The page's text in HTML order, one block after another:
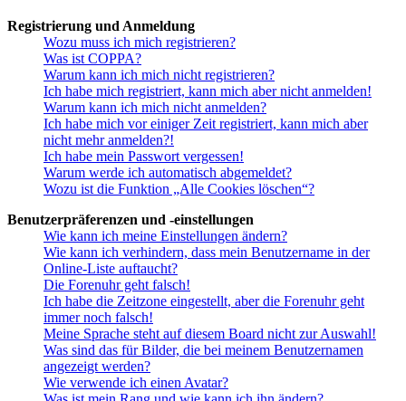
Registrierung und Anmeldung
Wozu muss ich mich registrieren?
Was ist COPPA?
Warum kann ich mich nicht registrieren?
Ich habe mich registriert, kann mich aber nicht anmelden!
Warum kann ich mich nicht anmelden?
Ich habe mich vor einiger Zeit registriert, kann mich aber
nicht mehr anmelden?!
Ich habe mein Passwort vergessen!
Warum werde ich automatisch abgemeldet?
Wozu ist die Funktion „Alle Cookies löschen“?
Benutzerpräferenzen und -einstellungen
Wie kann ich meine Einstellungen ändern?
Wie kann ich verhindern, dass mein Benutzername in der
Online-Liste auftaucht?
Die Forenuhr geht falsch!
Ich habe die Zeitzone eingestellt, aber die Forenuhr geht
immer noch falsch!
Meine Sprache steht auf diesem Board nicht zur Auswahl!
Was sind das für Bilder, die bei meinem Benutzernamen
angezeigt werden?
Wie verwende ich einen Avatar?